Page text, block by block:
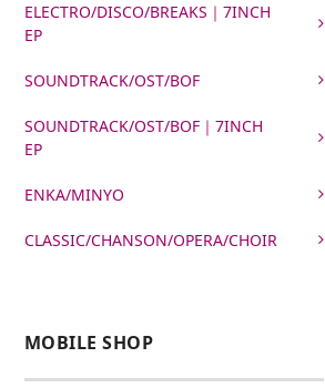
ELECTRO/DISCO/BREAKS｜7INCH
EP
SOUNDTRACK/OST/BOF
SOUNDTRACK/OST/BOF｜7INCH
EP
ENKA/MINYO
CLASSIC/CHANSON/OPERA/CHOIR
MOBILE SHOP